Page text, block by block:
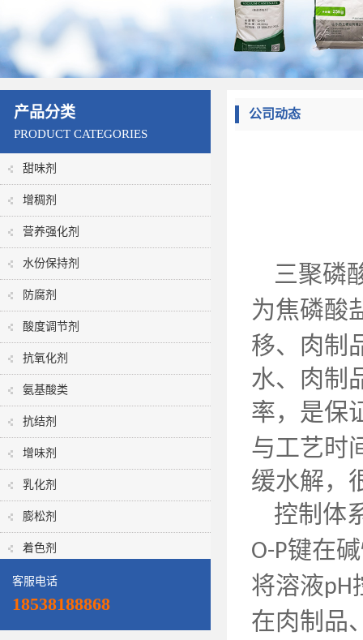
产品分类
PRODUCT CATEGORIES
甜味剂
增稠剂
营养强化剂
水份保持剂
防腐剂
酸度调节剂
抗氧化剂
氨基酸类
抗结剂
增味剂
乳化剂
膨松剂
着色剂
客服电话
18538188868
公司动态
三聚磷
为焦磷酸
移、肉制
水、肉制
率，是保
与工艺时
缓水解，
控制体
O-P键在
将溶液pH
在肉制品